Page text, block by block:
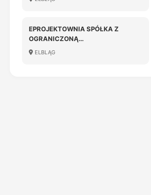
EPROJEKTOWNIA SPÓŁKA Z
OGRANICZONĄ
ODPOWIEDZIALNOŚCIĄ
ELBLĄG